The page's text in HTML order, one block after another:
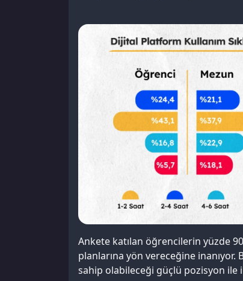
Ankete katılan öğrencilerin yüzde
planlarına yön vereceğine
sahip olabileceği güçlü pozisyon ile